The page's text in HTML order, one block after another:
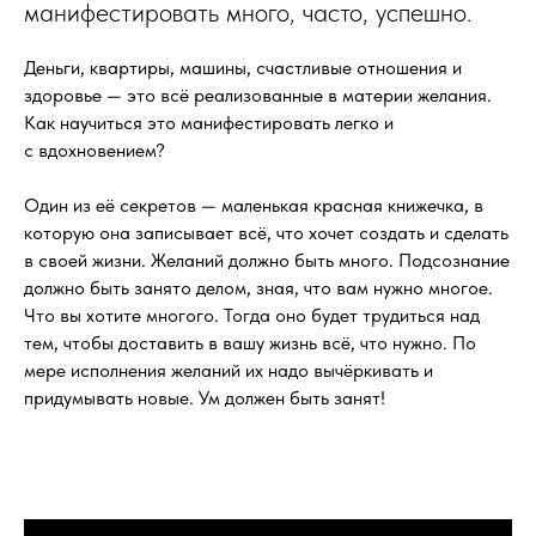
манифестировать много, часто, успешно.
Деньги, квартиры, машины, счастливые отношения и
здоровье — это всё реализованные в материи желания.
Как научиться это манифестировать легко и
с вдохновением?
Один из её секретов — маленькая красная книжечка, в
которую она записывает всё, что хочет создать и сделать
в своей жизни. Желаний должно быть много. Подсознание
должно быть занято делом, зная, что вам нужно многое.
Что вы хотите многого. Тогда оно будет трудиться над
тем, чтобы доставить в вашу жизнь всё, что нужно. По
мере исполнения желаний их надо вычёркивать и
придумывать новые. Ум должен быть занят!